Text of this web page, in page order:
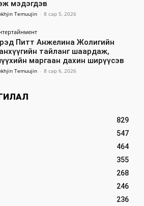
мэдэгдэв
Temuujin - 8 сар 5, 2026
Питт Анжелина Жолигийн
тайланг шаардаж,
маргаан дахин ширүүсэв
Temuujin - 8 сар 6, 2026
829
547
464
355
268
246
236